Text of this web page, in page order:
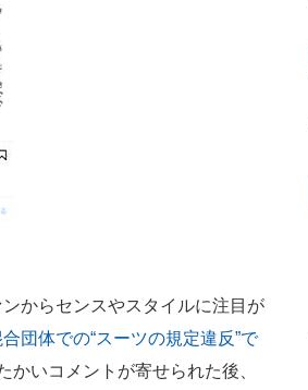
からセンスやスタイルに注目が
団体での“スーツの規定違反”で
かいコメントが寄せられた後、